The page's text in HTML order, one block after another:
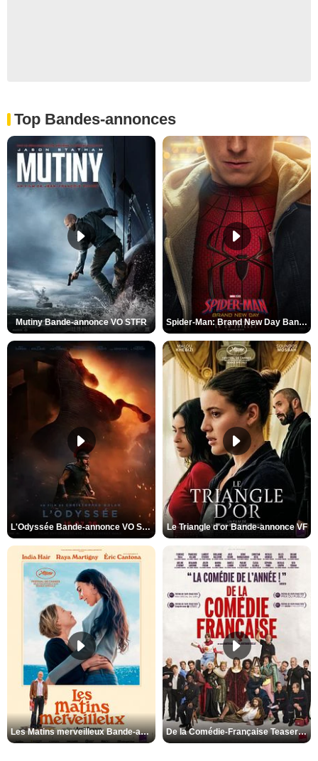
Top Bandes-annonces
Mutiny Bande-annonce VO STFR Spider-Man: Brand New Day Bande-annonce VO STFR
L'Odyssée Bande-annonce VO STFR Le Triangle d'or Bande-annonce VF
Les Matins merveilleux Bande-annonce VF De la Comédie-Française Teaser VF